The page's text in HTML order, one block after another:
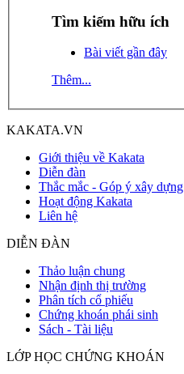
Tìm kiếm hữu ích
Bài viết gần đây
Thêm...
KAKATA.VN
Giới thiệu về Kakata
Diễn đàn
Thắc mắc - Góp ý xây dựng
Hoạt động Kakata
Liên hệ
DIỄN ĐÀN
Thảo luận chung
Nhận định thị trường
Phân tích cổ phiếu
Chứng khoán phái sinh
Sách - Tài liệu
LỚP HỌC CHỨNG KHOÁN